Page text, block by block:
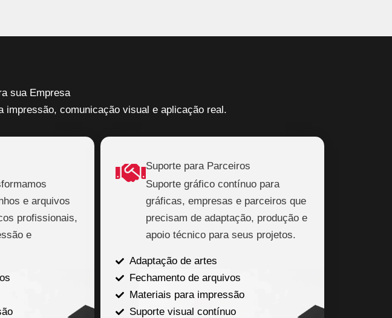
sua Empresa
comunicação visual e aplicação real.
e arquivos
profissionais,
e
Suporte para Parceiros
Suporte gráfico contínuo para
gráficas, empresas e parceiros que
precisam de adaptação, produção e
apoio técnico para seus projetos.
Adaptação de artes
Fechamento de arquivos
Materiais para impressão
Suporte visual contínuo